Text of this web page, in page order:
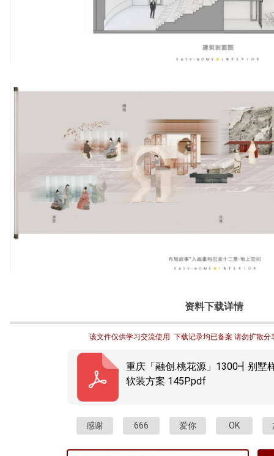
资料下载详情
该文件仅供学习交流使用  下载记录均已备案 请勿扩散分
重庆「融创.桃花源」1300┫别墅
软装方案 145P.pdf
感谢 666 爱你 OK